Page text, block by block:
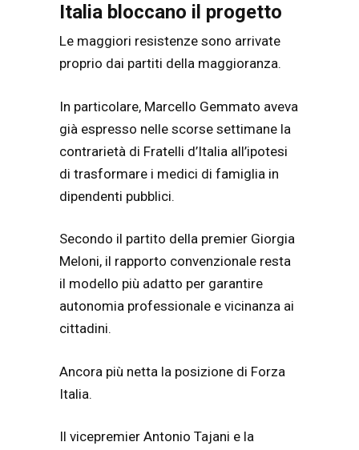
Italia bloccano il progetto
Le maggiori resistenze sono arrivate
proprio dai partiti della maggioranza.
In particolare, Marcello Gemmato aveva
già espresso nelle scorse settimane la
contrarietà di Fratelli d’Italia all’ipotesi
di trasformare i medici di famiglia in
dipendenti pubblici.
Secondo il partito della premier Giorgia
Meloni, il rapporto convenzionale resta
il modello più adatto per garantire
autonomia professionale e vicinanza ai
cittadini.
Ancora più netta la posizione di Forza
Italia.
Il vicepremier Antonio Tajani e la